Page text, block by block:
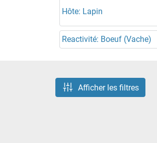
Hôte: Lapin
Reactivité: Boeuf (Vache)
Afficher les filtres